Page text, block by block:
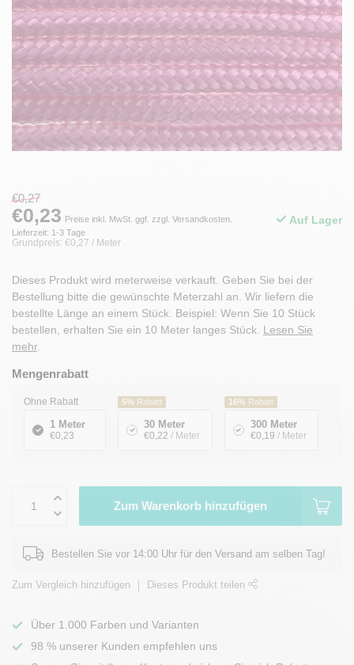
€0,27
€0,23 Preise inkl. MwSt. ggf. zzgl. Versandkosten.
Lieferzeit: 1-3 Tage
Grundpreis: €0,27 / Meter
Auf Lager
Dieses Produkt wird meterweise verkauft. Geben Sie bei der
Bestellung bitte die gewünschte Meterzahl an. Wir liefern die
bestellte Länge an einem Stück. Beispiel: Wenn Sie 10 Stück
bestellen, erhalten Sie ein 10 Meter langes Stück. Lesen Sie
mehr.
Mengenrabatt
Ohne Rabatt
1 Meter
€0,23
5% Rabatt
30 Meter
€0,22 / Meter
16%Rabatt
300 Meter
€0,19 / Meter
Zum Warenkorb hinzufügen
Bestellen Sie vor 14:00 Uhr für den Versand am selben Tag!
Zum Vergleich hinzufügen Dieses Produkt teilen
Über 1.000 Farben und Varianten
98 % unserer Kunden empfehlen uns